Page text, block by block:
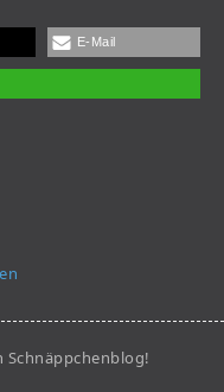
E-Mail
Schnäppchenblog!